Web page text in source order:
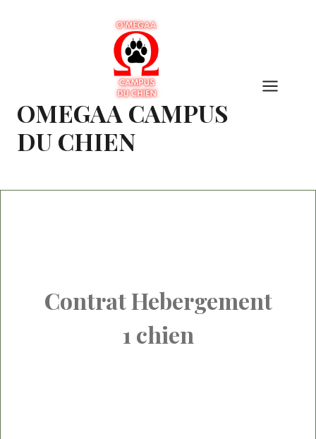
OMEGAA CAMPUS
DU CHIEN
Contrat Hebergement
1 chien